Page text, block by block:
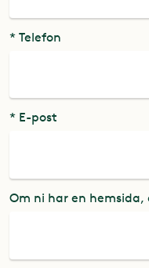
* Telefon
* E-post
Om ni har en hemsida,